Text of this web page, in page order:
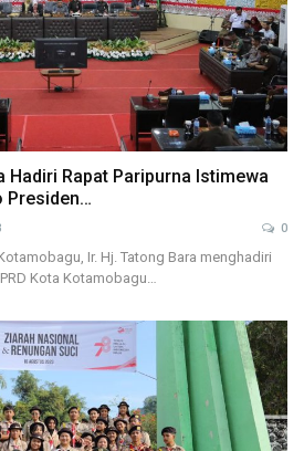
Hadiri Rapat Paripurna Istimewa
Presiden…
0
Ir. Hj. Tatong Bara menghadiri
Kota Kotamobagu…